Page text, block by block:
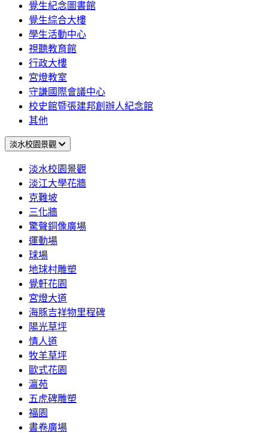
覺生紀念圖書館
覺生綜合大樓
學生活動中心
視聽教育館
行政大樓
宮燈教室
守謙國際會議中心
校史館暨張建邦創辦人紀念館
其他
淡水校園景觀
淡水校園景觀
淡江大學花牆
克難坡
三化牆
驚聲銅像廣場
運動場
球場
地球村雕塑
覺軒花園
宮燈大道
海豚吉祥物里程碑
陽光草坪
情人道
牧羊草坪
歐式花園
瀛苑
五虎碑雕塑
福園
書卷廣場